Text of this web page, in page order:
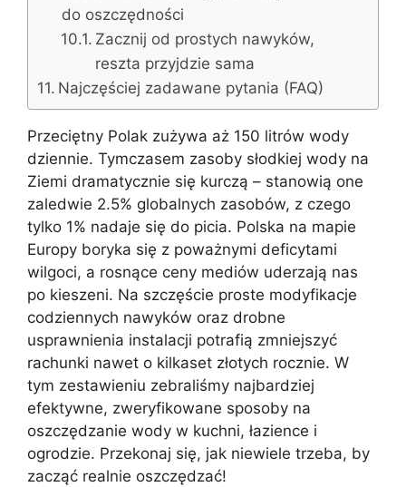
do oszczędności
Zacznij od prostych nawyków,
reszta przyjdzie sama
Najczęściej zadawane pytania (FAQ)
Przeciętny Polak zużywa aż 150 litrów wody
dziennie. Tymczasem zasoby słodkiej wody na
Ziemi dramatycznie się kurczą – stanowią one
zaledwie 2.5% globalnych zasobów, z czego
tylko 1% nadaje się do picia. Polska na mapie
Europy boryka się z poważnymi deficytami
wilgoci, a rosnące ceny mediów uderzają nas
po kieszeni. Na szczęście proste modyfikacje
codziennych nawyków oraz drobne
usprawnienia instalacji potrafią zmniejszyć
rachunki nawet o kilkaset złotych rocznie. W
tym zestawieniu zebraliśmy najbardziej
efektywne, zweryfikowane sposoby na
oszczędzanie wody w kuchni, łazience i
ogrodzie. Przekonaj się, jak niewiele trzeba, by
zacząć realnie oszczędzać!